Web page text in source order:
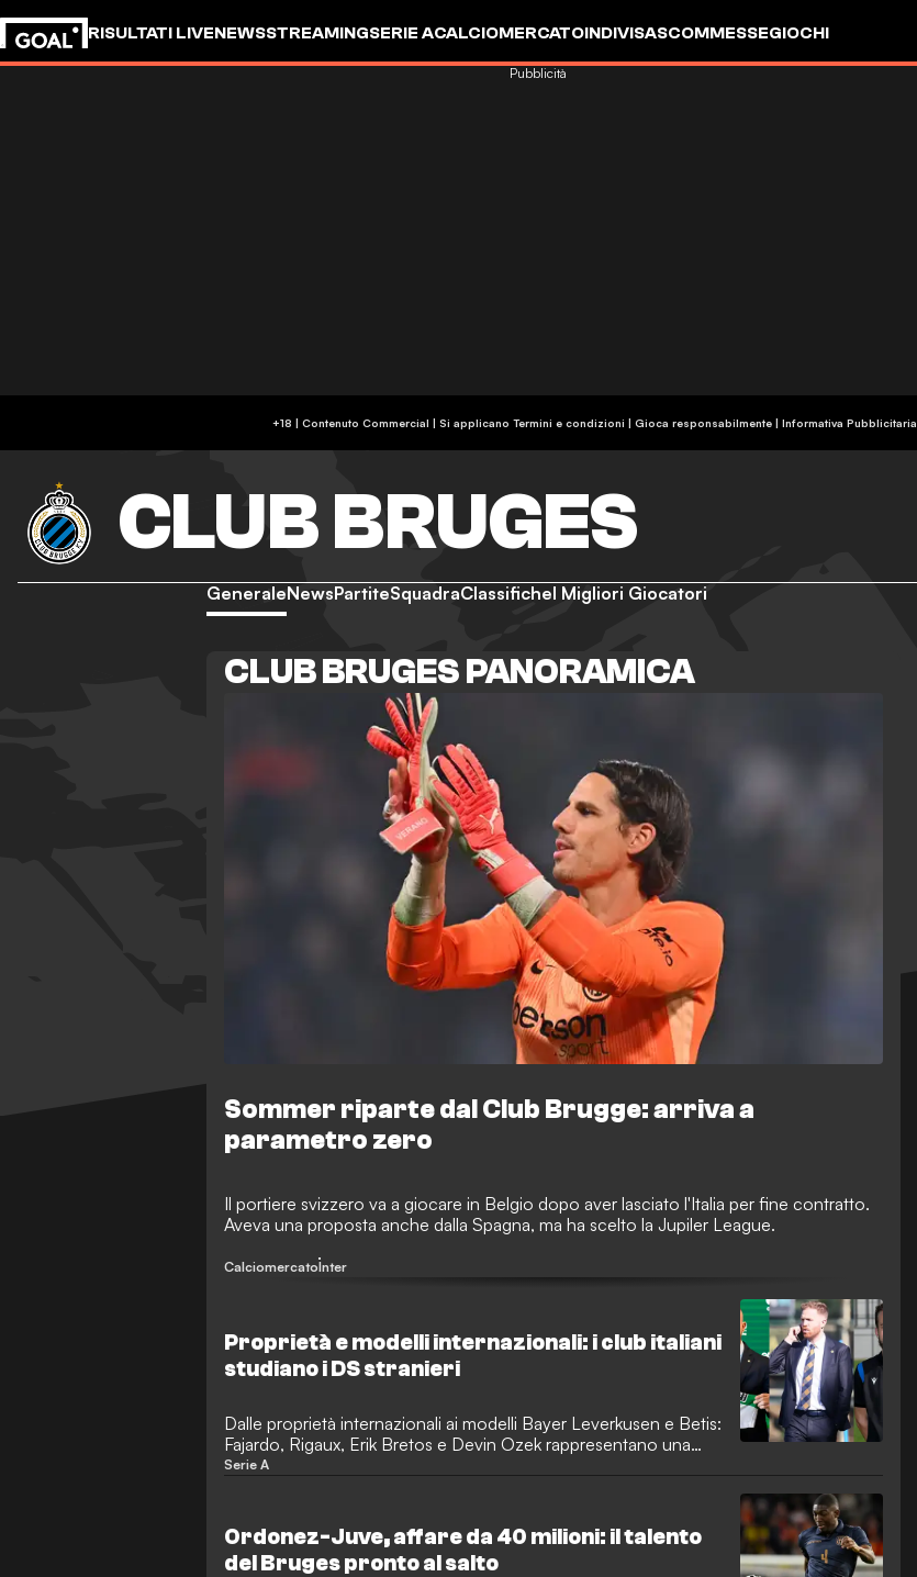
RISULTATI LIVENEWSSTREAMINGSERIE ACALCIOMERCATOINDIVISASCOMMESSEGIOCHI
+18 | Contenuto Commercial | Si applicano Termini e condizioni | Gioca responsabilmente| Informativa Pubblicitaria
Pubblicità
CLUB BRUGES
GeneraleNewsPartiteSquadraClassificheI Migliori Giocatori
CLUB BRUGES PANORAMICA
Sommer riparte dal Club Brugge: arriva a
parametro zero
Il portiere svizzero va a giocare in Belgio dopo aver lasciato l'Italia per fine contratto.
Aveva una proposta anche dalla Spagna, ma ha scelto la Jupiler League.
CalciomercatoInter
Proprietà e modelli internazionali: i club italiani
studiano i DS stranieri
Dalle proprietà internazionali ai modelli Bayer Leverkusen e Betis:
Fajardo, Rigaux, Erik Bretos e Devin Ozek rappresentano una
nuova idea di dirigenza sportiva.
Serie A
Ordonez-Juve, affare da 40 milioni: il talento
del Bruges pronto al salto